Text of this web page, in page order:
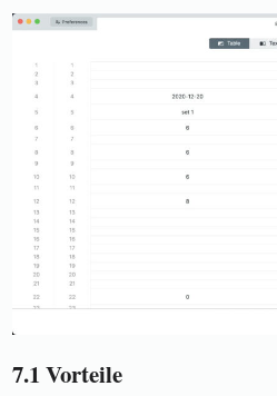
7.1 Vorteile